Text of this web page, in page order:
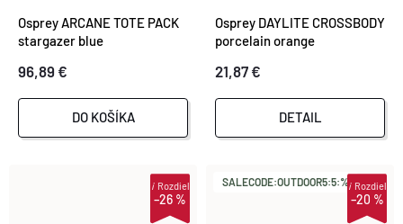
Osprey ARCANE TOTE PACK
stargazer blue
96,89 €
DO KOŠÍKA
Osprey DAYLITE CROSSBODY
porcelain orange
21,87 €
DETAIL
–26 %
iRozdiel SALECODE:OUTDOOR5:5:%
–20 %
iRozdiel